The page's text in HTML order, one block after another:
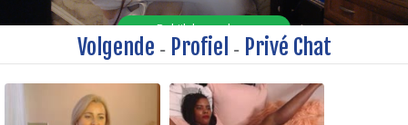
Volgende - Profiel - Privé Chat